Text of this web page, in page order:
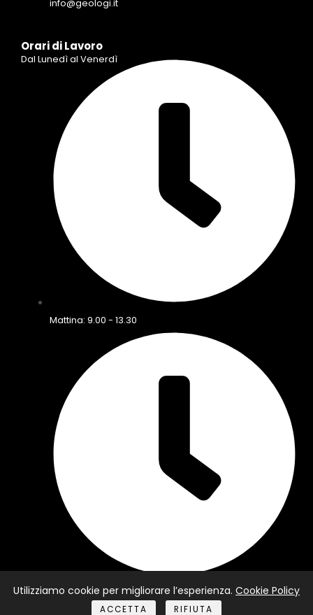
Utilizziamo cookie per migliorare l’esperienza. Cookie Policy
ACCETTA RIFIUTA
info@geologi.it
Orari di Lavoro
Dal Lunedì al Venerdì
Mattina: 9.00 - 13.30
Pomeriggio: 16.00 - 21.00